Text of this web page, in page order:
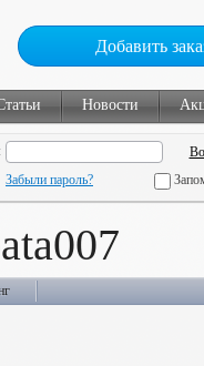
Добавить
Новости
Забыли пароль?